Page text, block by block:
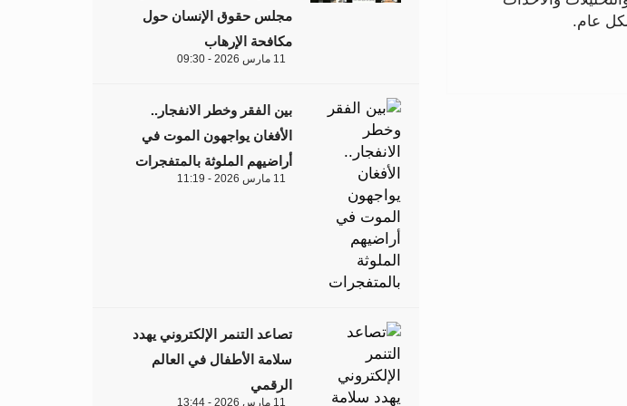
عام.
مجلس حقوق الإنسان حول
مكافحة الإرهاب
11 مارس 2026 - 09:30
بين الفقر وخطر الانفجار..
الأفغان يواجهون الموت في
أراضيهم الملوثة بالمتفجرات
11 مارس 2026 - 11:19
تصاعد التنمر الإلكتروني يهدد
سلامة الأطفال في العالم
الرقمي
11 مارس 2026 - 13:44